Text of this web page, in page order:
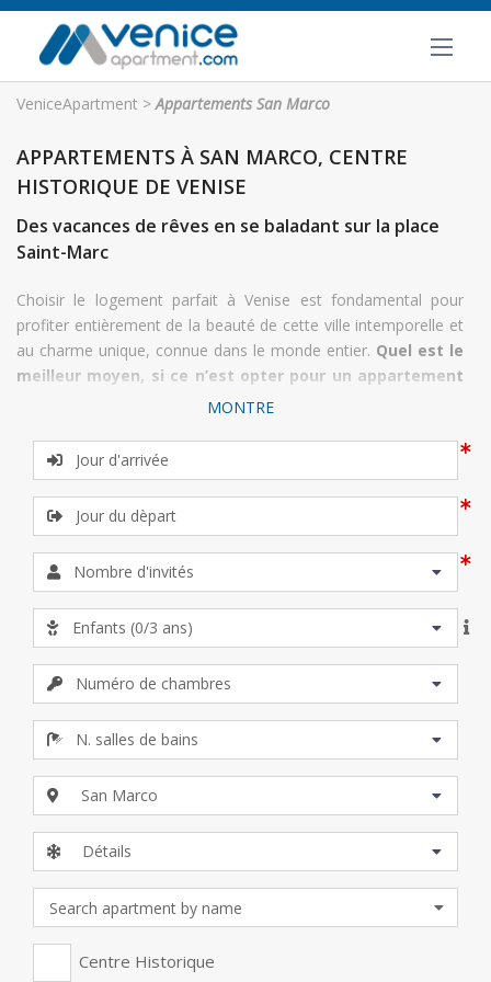
VeniceApartment >Appartements San Marco
APPARTEMENTS À SAN MARCO, CENTRE
HISTORIQUE DE VENISE
Des vacances de rêves en se baladant sur la place
Saint-Marc
Choisir le logement parfait à Venise est fondamental pour
profiter entièrement de la beauté de cette ville intemporelle et
au charme unique, connue dans le monde entier. Quel est le
meilleur moyen, si ce n’est opter pour un appartement
dans le quartier de San Marco, le petit et précieux
En choisissant un appartement à louer dans ce quartier de
Venise, votre séjour se transformera en des vacances de
rêves.Vous logerez à deux pas de la place Saint-Marc,
l’une des plus belles et des plus connues au monde,où
vous serez enveloppés par une beauté architecturale sans
égale et par des siècles d’histoire.
Durant vos vacances à Venise, vous pourrez savourer la
dimension magique de cette ville et vous fondre parmi les
Vénitiens en vous attablant sur la terrasse de l’un des cafés
historiques les plus connus qui se trouvent justement sur la
place Saint-Marc, en observant la vie qui anime la place et en
écoutant en même temps les morceaux de classique les plus
célèbres.
Loger dans l’un des appartements situés dans ce quartier
garantit une expérience inoubliable, un véritable parcours dans
l’histoire et dans l’art de cette ville merveilleuse, à proximité
des monuments les plus célèbres de Venise, comme par
exemple l’imposantCampanile de Saint-Marc, le palais des
MONTRE
San Marco
Détails
Centre Historique